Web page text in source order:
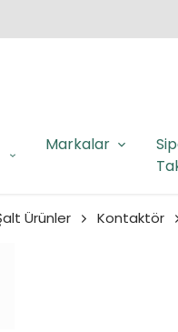
Markalar
Ürünler Kontaktör